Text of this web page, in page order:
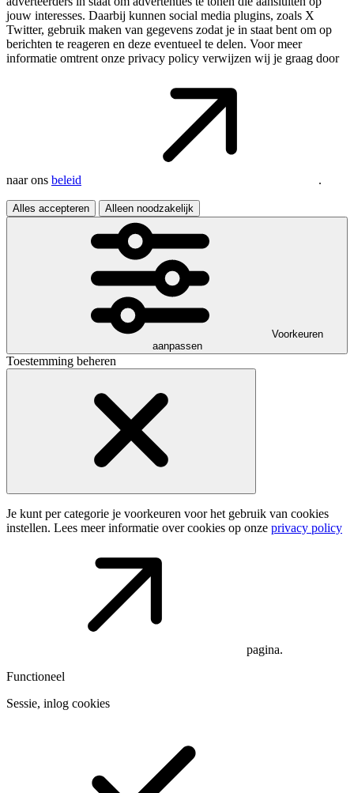
jouw interesses. Daarbij kunnen social media plugins, zoals X
Twitter, gebruik maken van gegevens zodat je in staat bent om op
berichten te reageren en deze eventueel te delen. Voor meer
informatie omtrent onze privacy policy verwijzen wij je graag door
naar ons beleid .
Alles accepteren Alleen noodzakelijk
Voorkeuren
aanpassen
Toestemming beheren
Je kunt per categorie je voorkeuren voor het gebruik van cookies
instellen. Lees meer informatie over cookies op onze privacy policy
pagina.
Functioneel
Sessie, inlog cookies